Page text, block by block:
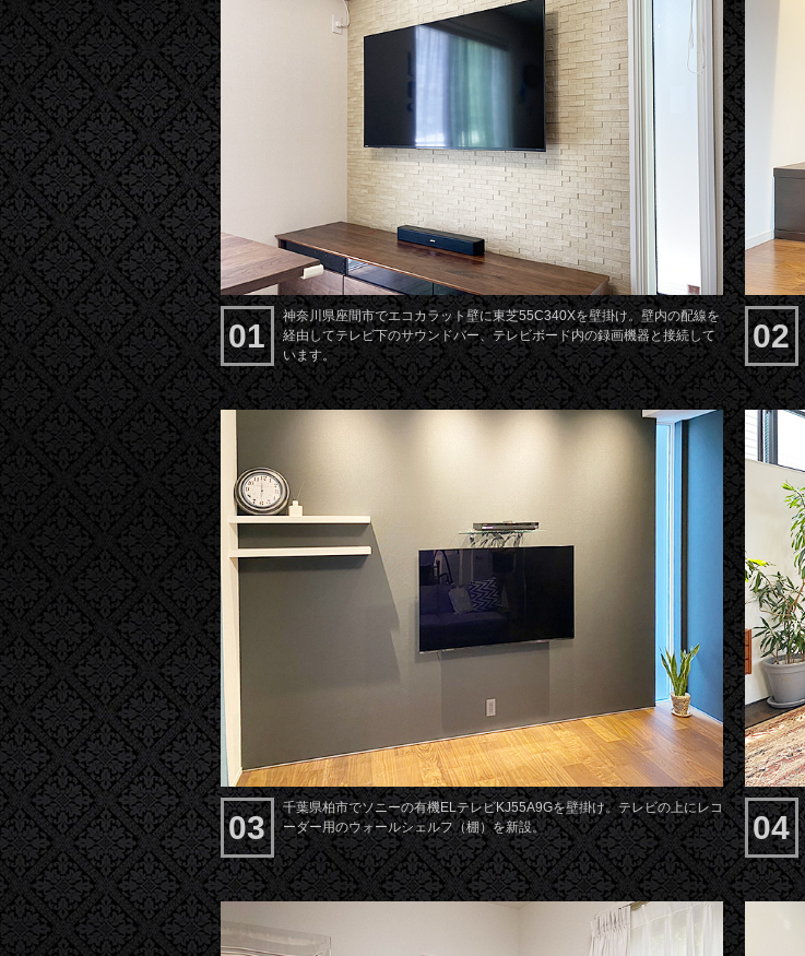
01
神奈川県座間市でエコカラット壁に東芝55C340Xを壁掛け。壁内の配線を
経由してテレビ下のサウンドバー、テレビボード内の録画機器と接続して
います。
02
03
千葉県柏市でソニーの有機ELテレビKJ55A9Gを壁掛け。テレビの上にレコ
ーダー用のウォールシェルフ（棚）を新設。
04